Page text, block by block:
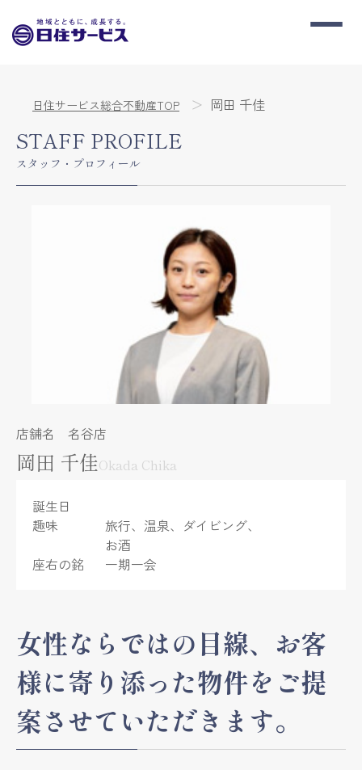
日住サービス総合不動産TOP 岡田 千佳
STAFF PROFILE
スタッフ・プロフィール
店舗名 名谷店
岡田 千佳Okada Chika
誕生日
趣味
旅行、温泉、ダイビング、
お酒
座右の銘
一期一会
女性ならではの目線、お客
様に寄り添った物件をご提
案させていただきます。